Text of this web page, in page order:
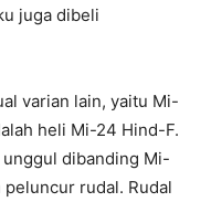
juga dibeli
varian lain, yaitu Mi-
heli Mi-24 Hind-F.
dibanding Mi-
peluncur rudal. Rudal